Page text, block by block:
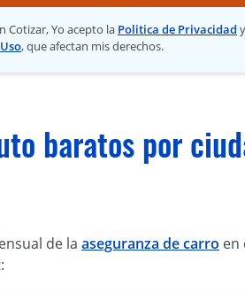
Cotizar, Yo acepto la Politica de Privacidad
, que afectan mis derechos.
baratos por
de la aseguranza de carro en